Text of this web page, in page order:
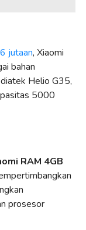
jutaan, Xiaomi
bahan
Helio G35,
5000
RAM 4GB
prosesor